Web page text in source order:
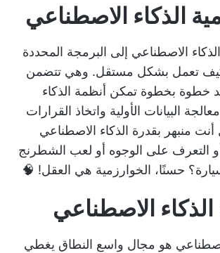
الاصطناعي إلى البرمجة المحددة
كيف تعمل بشكل مستقل. وهي تتضمن
خطوة بخطوة تمكن أنظمة الذكاء
البيانات الأولية واتخاذ القرارات
أنت منبهر بقدرة الذكاء الاصطناعي
التعرف على الوجوه أو لعب الشطرنج
حسنًا، الخوارزمية هي العقل! 🧠
هو مجال واسع النطاق يغطي